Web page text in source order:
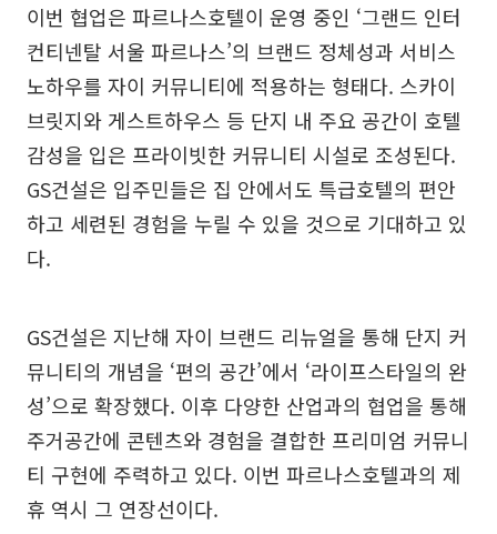
이번 협업은 파르나스호텔이 운영 중인 ‘그랜드 인터
컨티넨탈 서울 파르나스’의 브랜드 정체성과 서비스
노하우를 자이 커뮤니티에 적용하는 형태다. 스카이
브릿지와 게스트하우스 등 단지 내 주요 공간이 호텔
감성을 입은 프라이빗한 커뮤니티 시설로 조성된다.
GS건설은 입주민들은 집 안에서도 특급호텔의 편안
하고 세련된 경험을 누릴 수 있을 것으로 기대하고 있
다.
GS건설은 지난해 자이 브랜드 리뉴얼을 통해 단지 커
뮤니티의 개념을 ‘편의 공간’에서 ‘라이프스타일의 완
성’으로 확장했다. 이후 다양한 산업과의 협업을 통해
주거공간에 콘텐츠와 경험을 결합한 프리미엄 커뮤니
티 구현에 주력하고 있다. 이번 파르나스호텔과의 제
휴 역시 그 연장선이다.